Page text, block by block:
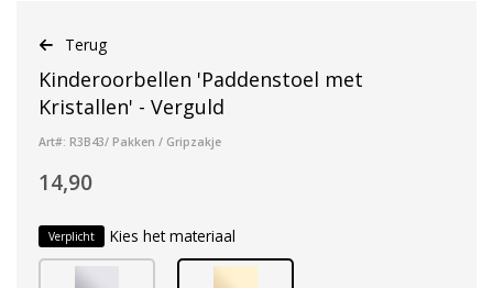
Terug
Kinderoorbellen 'Paddenstoel met
Kristallen' - Verguld
Art#: R3B43/ Pakken / Gripzakje
14,90
Verplicht Kies het materiaal